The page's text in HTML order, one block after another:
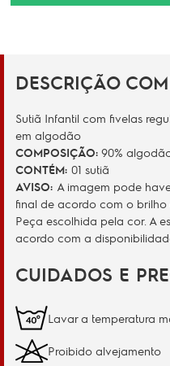
DESCRIÇÃO
Sutiã Infantil com fivelas
em algodão
COMPOSIÇÃO: 90%
CONTÉM: 01 sutiã
AVISO: A imagem pode
final de acordo com o
Peça escolhida pela cor. A
acordo com a
CUIDADOS E
Lavar a temperatura
Proibido alvejamento